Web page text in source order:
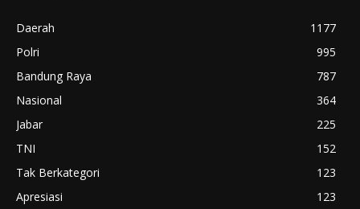
Daerah
1177
Polri
995
Bandung Raya
787
Nasional
364
Jabar
225
TNI
152
Tak Berkategori
123
Apresiasi
123